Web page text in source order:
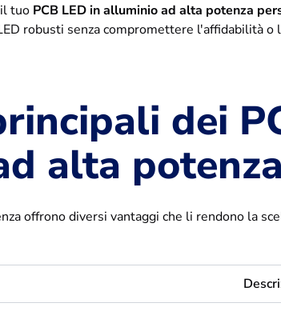
tuo PCB LED in alluminio ad alta potenza
robusti senza compromettere l'affidabilità o
dei
alta potenza
offrono diversi vantaggi che li rendono la